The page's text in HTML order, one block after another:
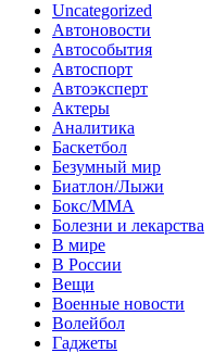
Uncategorized
Автоновости
Автособытия
Автоспорт
Автоэксперт
Актеры
Аналитика
Баскетбол
Безумный мир
Биатлон/Лыжи
Бокс/MMA
Болезни и лекарства
В мире
В России
Вещи
Военные новости
Волейбол
Гаджеты